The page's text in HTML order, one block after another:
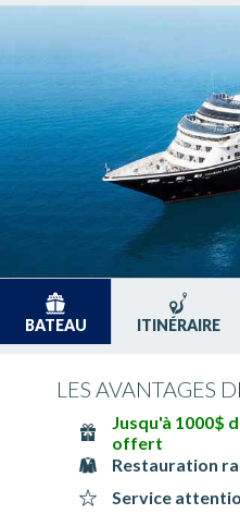
BATEAU ITINÉRAIRE
LES AVANTAGES
Jusqu'à 1000$
offert
Restauration
Service